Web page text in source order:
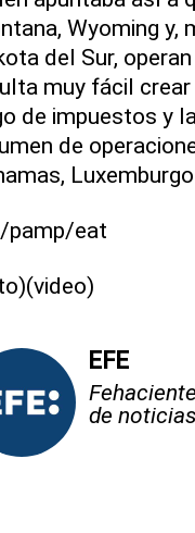
Wyoming y,
del Sur,
muy fácil
de impuestos y
de
pamp/eat
EFE
de